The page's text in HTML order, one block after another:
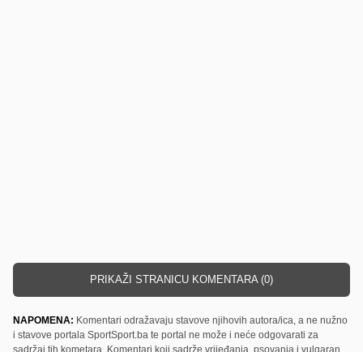
PRIKAŽI STRANICU KOMENTARA (0)
NAPOMENA: Komentari odražavaju stavove njihovih autora/ica, a ne nužno
i stavove portala SportSport.ba te portal ne može i neće odgovarati za
sadržaj tih kometara. Komentari koji sadrže vrijeđanja, psovanja i vulgaran